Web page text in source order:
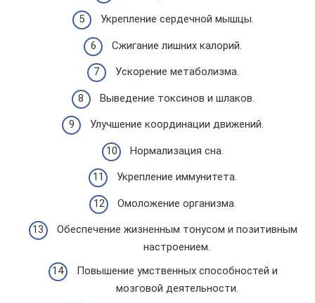
Укрепление сердечной мышцы.
Сжигание лишних калорий.
Ускорение метаболизма.
Выведение токсинов и шлаков.
Улучшение координации движений.
Нормализация сна.
Укрепление иммунитета.
Омоложение организма.
Обеспечение жизненным тонусом и позитивным
настроением.
Повышение умственных способностей и
мозговой деятельности.